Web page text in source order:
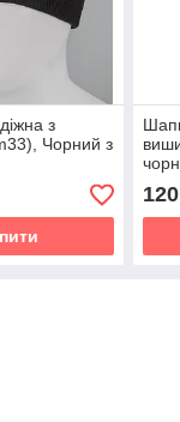
з
Чорний з
120